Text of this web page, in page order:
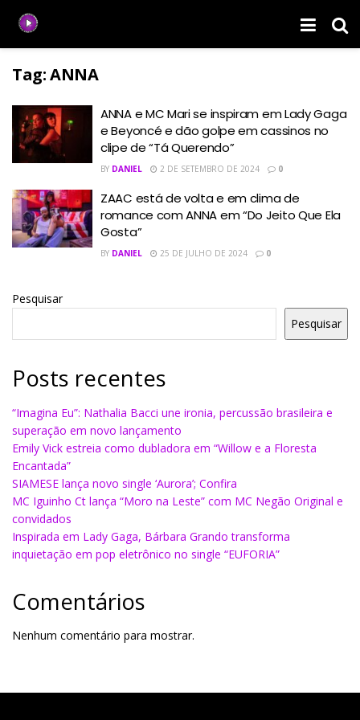
Tag:ANNA
ANNA e MC Mari se inspiram em Lady Gaga
e Beyoncé e dão golpe em cassinos no
clipe de “Tá Querendo”
BY DANIEL 2 DE SETEMBRO DE 2024 0
ZAAC está de volta e em clima de
romance com ANNA em “Do Jeito Que Ela
Gosta”
BY DANIEL 25 DE JULHO DE 2024 0
Pesquisar
Pesquisar
Posts recentes
“Imagina Eu”: Nathalia Bacci une ironia, percussão brasileira e
superação em novo lançamento
Emily Vick estreia como dubladora em “Willow e a Floresta
Encantada”
SIAMESE lança novo single ‘Aurora’; Confira
MC Iguinho Ct lança “Moro na Leste” com MC Negão Original e
convidados
Inspirada em Lady Gaga, Bárbara Grando transforma
inquietação em pop eletrônico no single “EUFORIA”
Comentários
Nenhum comentário para mostrar.